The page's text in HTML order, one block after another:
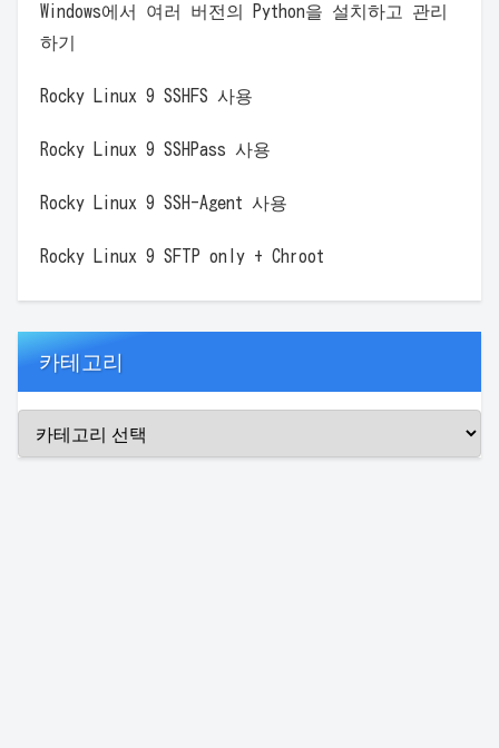
Windows에서 여러 버전의 Python을 설치하고 관리
하기
Rocky Linux 9 SSHFS 사용
Rocky Linux 9 SSHPass 사용
Rocky Linux 9 SSH-Agent 사용
Rocky Linux 9 SFTP only + Chroot
카테고리